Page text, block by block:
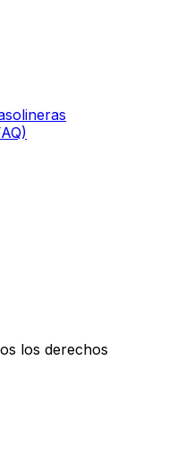
los derechos